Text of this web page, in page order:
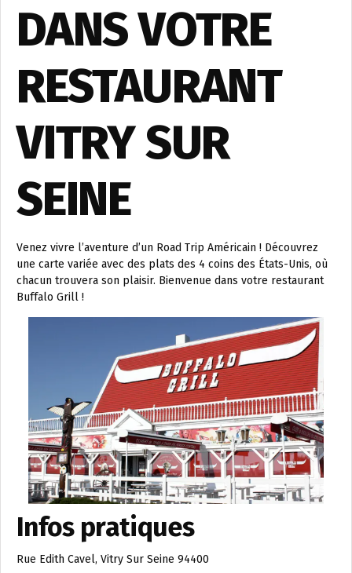
DANS VOTRE
RESTAURANT
VITRY SUR
SEINE
Venez vivre l’aventure d’un Road Trip Américain ! Découvrez
une carte variée avec des plats des 4 coins des États-Unis, où
chacun trouvera son plaisir. Bienvenue dans votre restaurant
Buffalo Grill !
Infos pratiques
Rue Edith Cavel, Vitry Sur Seine 94400